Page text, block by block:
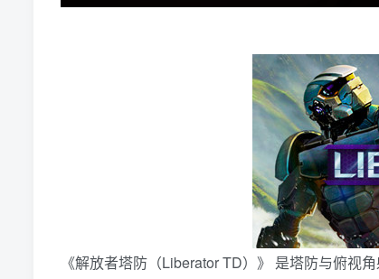
《解放者塔防（Liberator TD）》 是塔防与俯视